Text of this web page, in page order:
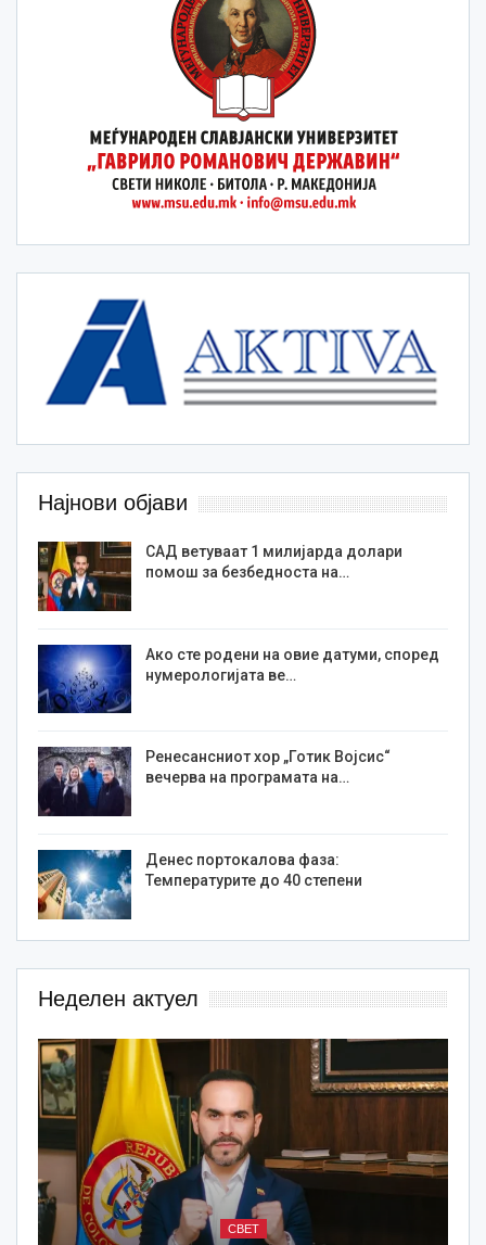
Најнови објави
САД ветуваат 1 милијарда долари
помош за безбедноста на…
Ако сте родени на овие датуми, според
нумерологијата ве…
Ренесансниот хор „Готик Војсис“
вечерва на програмата на…
Денес портокалова фаза:
Температурите до 40 степени
Неделен актуел
СВЕТ